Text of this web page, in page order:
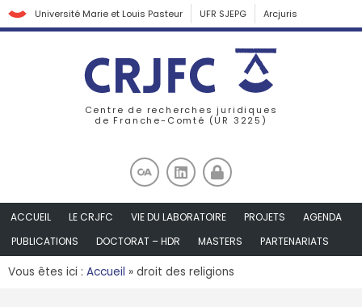
Université Marie et Louis Pasteur UFR SJEPG Arcjuris
Centre de recherches juridiques
de Franche-Comté (UR 3225)
ACCUEIL LE CRJFC VIE DU LABORATOIRE PROJETS
AGENDA
PUBLICATIONS
DOCTORAT – HDR MASTERS PARTENARIATS
Vous êtes ici : Accueil » droit des religions